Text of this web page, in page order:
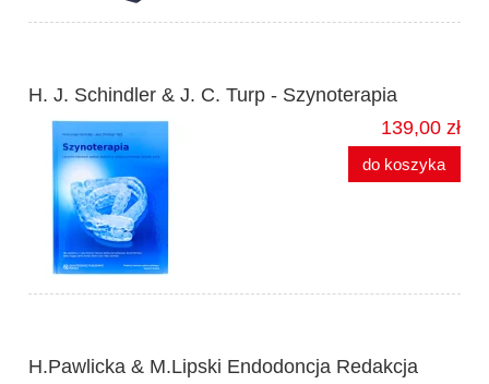
H. J. Schindler & J. C. Turp - Szynoterapia
139,00 zł
do koszyka
H.Pawlicka & M.Lipski Endodoncja Redakcja